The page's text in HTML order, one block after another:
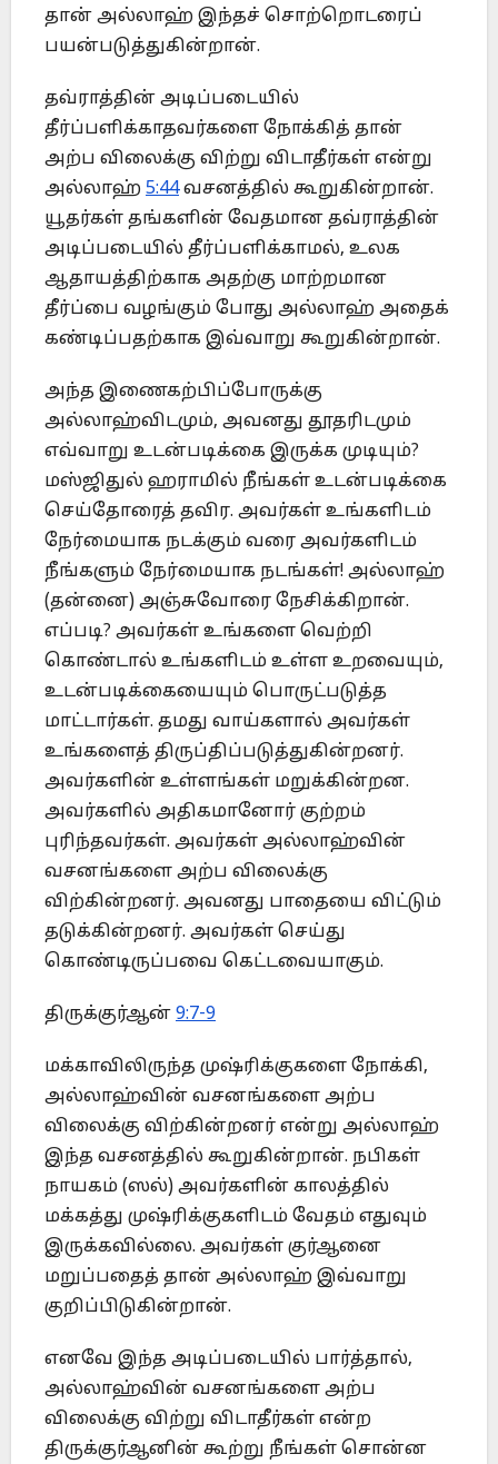
தான் அல்லாஹ் இந்தச் சொற்றொடரைப்
பயன்படுத்துகின்றான்.
தவ்ராத்தின் அடிப்படையில்
தீர்ப்பளிக்காதவர்களை நோக்கித் தான்
அற்ப விலைக்கு விற்று விடாதீர்கள் என்று
அல்லாஹ் 5:44வசனத்தில் கூறுகின்றான்.
யூதர்கள் தங்களின் வேதமான தவ்ராத்தின்
அடிப்படையில் தீர்ப்பளிக்காமல், உலக
ஆதாயத்திற்காக அதற்கு மாற்றமான
தீர்ப்பை வழங்கும் போது அல்லாஹ் அதைக்
கண்டிப்பதற்காக இவ்வாறு கூறுகின்றான்.
அந்த இணைகற்பிப்போருக்கு
அல்லாஹ்விடமும், அவனது தூதரிடமும்
எவ்வாறு உடன்படிக்கை இருக்க முடியும்?
மஸ்ஜிதுல் ஹராமில் நீங்கள் உடன்படிக்கை
செய்தோரைத் தவிர. அவர்கள் உங்களிடம்
நேர்மையாக நடக்கும் வரை அவர்களிடம்
நீங்களும் நேர்மையாக நடங்கள்! அல்லாஹ்
(தன்னை) அஞ்சுவோரை நேசிக்கிறான்.
எப்படி? அவர்கள் உங்களை வெற்றி
கொண்டால் உங்களிடம் உள்ள உறவையும்,
உடன்படிக்கையையும் பொருட்படுத்த
மாட்டார்கள். தமது வாய்களால் அவர்கள்
உங்களைத் திருப்திப்படுத்துகின்றனர்.
அவர்களின் உள்ளங்கள் மறுக்கின்றன.
அவர்களில் அதிகமானோர் குற்றம்
புரிந்தவர்கள். அவர்கள் அல்லாஹ்வின்
வசனங்களை அற்ப விலைக்கு
விற்கின்றனர். அவனது பாதையை விட்டும்
தடுக்கின்றனர். அவர்கள் செய்து
கொண்டிருப்பவை கெட்டவையாகும்.
திருக்குர்ஆன் 9:7-9
மக்காவிலிருந்த முஷ்ரிக்குகளை நோக்கி,
அல்லாஹ்வின் வசனங்களை அற்ப
விலைக்கு விற்கின்றனர் என்று அல்லாஹ்
இந்த வசனத்தில் கூறுகின்றான். நபிகள்
நாயகம் (ஸல்) அவர்களின் காலத்தில்
மக்கத்து முஷ்ரிக்குகளிடம் வேதம் எதுவும்
இருக்கவில்லை. அவர்கள் குர்ஆனை
மறுப்பதைத் தான் அல்லாஹ் இவ்வாறு
குறிப்பிடுகின்றான்.
எனவே இந்த அடிப்படையில் பார்த்தால்,
அல்லாஹ்வின் வசனங்களை அற்ப
விலைக்கு விற்று விடாதீர்கள் என்ற
திருக்குர்ஆனின் கூற்று நீங்கள் சொன்ன